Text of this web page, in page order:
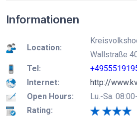
Informationen
Location:
Wallstraße
Tel:
Internet:
http://
Open Hours:
Lu.-Sa.
Rating: